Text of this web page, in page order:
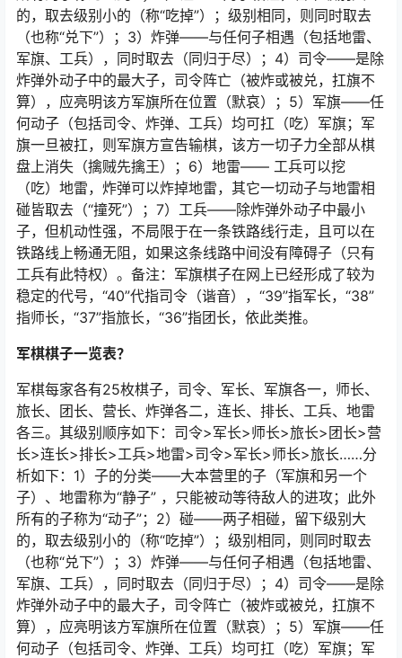
的，取去级别小的（称“吃掉”）；级别相同，则同时取去
（也称“兑下”）；3）炸弹——与任何子相遇（包括地雷、
军旗、工兵），同时取去（同归于尽）；4）司令——是除
炸弹外动子中的最大子，司令阵亡（被炸或被兑，扛旗不
算），应亮明该方军旗所在位置（默哀）；5）军旗——任
何动子（包括司令、炸弹、工兵）均可扛（吃）军旗；军
旗一旦被扛，则军旗方宣告输棋，该方一切子力全部从棋
盘上消失（擒贼先擒王）；6）地雷—— 工兵可以挖
（吃）地雷，炸弹可以炸掉地雷，其它一切动子与地雷相
碰皆取去（“撞死”）；7）工兵——除炸弹外动子中最小
子，但机动性强，不局限于在一条铁路线行走，且可以在
铁路线上畅通无阻，如果这条线路中间没有障碍子（只有
工兵有此特权）。备注：军旗棋子在网上已经形成了较为
稳定的代号，“40”代指司令（谐音），“39”指军长，“38”
指师长，“37”指旅长，“36”指团长，依此类推。
军棋棋子一览表？
军棋每家各有25枚棋子，司令、军长、军旗各一，师长、
旅长、团长、营长、炸弹各二，连长、排长、工兵、地雷
各三。其级别顺序如下：司令>军长>师长>旅长>团长>营
长>连长>排长>工兵>地雷>司令>军长>师长>旅长……分
析如下：1）子的分类——大本营里的子（军旗和另一个
子）、地雷称为“静子” ，只能被动等待敌人的进攻；此外
所有的子称为“动子”；2）碰——两子相碰，留下级别大
的，取去级别小的（称“吃掉”）；级别相同，则同时取去
（也称“兑下”）；3）炸弹——与任何子相遇（包括地雷、
军旗、工兵），同时取去（同归于尽）；4）司令——是除
炸弹外动子中的最大子，司令阵亡（被炸或被兑，扛旗不
算），应亮明该方军旗所在位置（默哀）；5）军旗——任
何动子（包括司令、炸弹、工兵）均可扛（吃）军旗；军